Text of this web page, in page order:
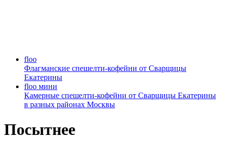
floo
Флагманские спешелти-кофейни от Сварщицы
Екатерины
floo мини
Камерные спешелти-кофейни от Сварщицы Екатерины
в разных районах Москвы
Посытнее